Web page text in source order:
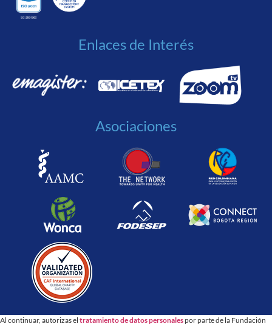
Enlaces de Interés
Asociaciones
Al continuar, autorizas el tratamiento de datos personalespor parte de la Fundación